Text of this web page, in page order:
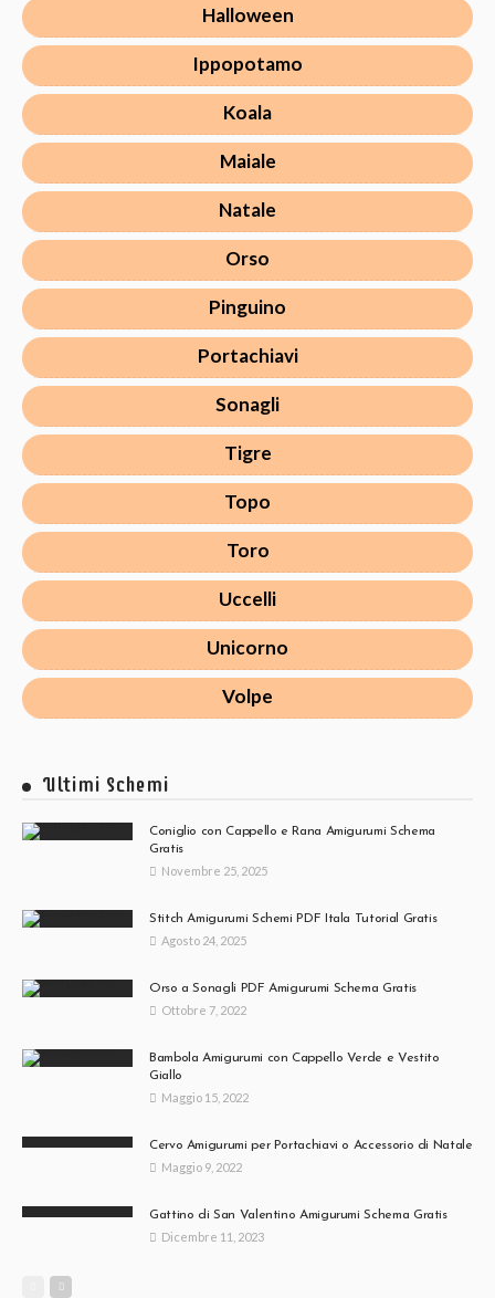
Halloween
Ippopotamo
Koala
Maiale
Natale
Orso
Pinguino
Portachiavi
Sonagli
Tigre
Topo
Toro
Uccelli
Unicorno
Volpe
Ultimi Schemi
Coniglio con Cappello e Rana Amigurumi Schema
Gratis
Novembre 25, 2025
Stitch Amigurumi Schemi PDF Itala Tutorial Gratis
Agosto 24, 2025
Orso a Sonagli PDF Amigurumi Schema Gratis
Ottobre 7, 2022
Bambola Amigurumi con Cappello Verde e Vestito
Giallo
Maggio 15, 2022
Cervo Amigurumi per Portachiavi o Accessorio di Natale
Maggio 9, 2022
Gattino di San Valentino Amigurumi Schema Gratis
Dicembre 11, 2023